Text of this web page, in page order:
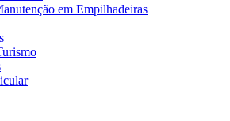
em Empilhadeiras